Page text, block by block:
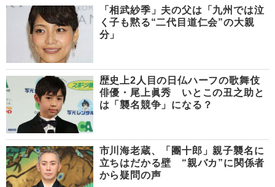
「相武紗季」夫の父は「九州では泣
く子も黙る“二代目道仁会”の大親
分」
歴史上2人目の日仏ハーフの歌舞伎
俳優・尾上眞秀 いとこの丑之助と
は「襲名競争」になる？
市川海老蔵、「團十郎」親子襲名に
立ちはだかる壁 “親バカ”に関係者
から疑問の声